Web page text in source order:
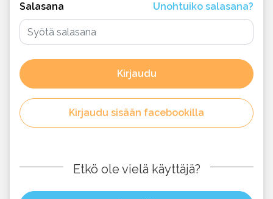
Salasana Unohtuiko salasana?
Kirjaudu
Kirjaudu sisään facebookilla
Etkö ole vielä käyttäjä?